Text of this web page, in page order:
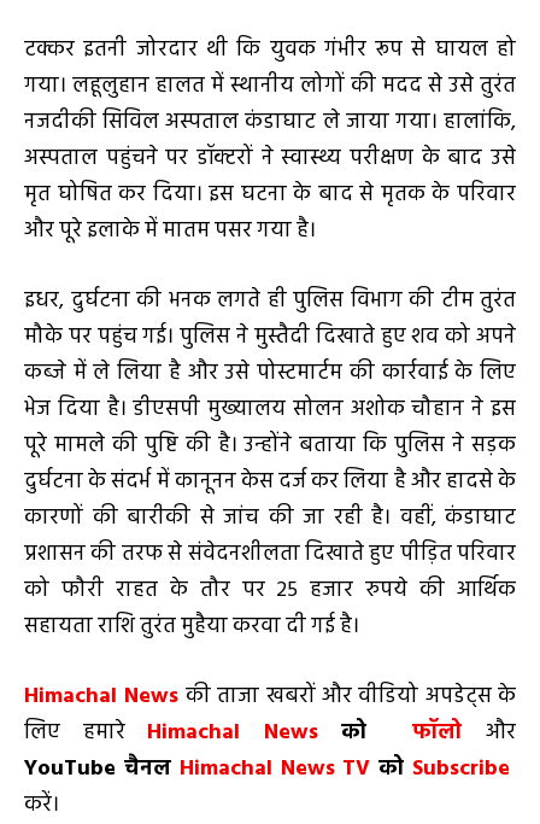
टक्कर इतनी जोरदार थी कि युवक गंभीर रूप से घायल हो
गया। लहूलुहान हालत में स्थानीय लोगों की मदद से उसे तुरंत
नजदीकी सिविल अस्पताल कंडाघाट ले जाया गया। हालांकि,
अस्पताल पहुंचने पर डॉक्टरों ने स्वास्थ्य परीक्षण के बाद उसे
मृत घोषित कर दिया। इस घटना के बाद से मृतक के परिवार
और पूरे इलाके में मातम पसर गया है।
इधर, दुर्घटना की भनक लगते ही पुलिस विभाग की टीम तुरंत
मौके पर पहुंच गई। पुलिस ने मुस्तैदी दिखाते हुए शव को अपने
कब्जे में ले लिया है और उसे पोस्टमार्टम की कार्रवाई के लिए
भेज दिया है। डीएसपी मुख्यालय सोलन अशोक चौहान ने इस
पूरे मामले की पुष्टि की है। उन्होंने बताया कि पुलिस ने सड़क
दुर्घटना के संदर्भ में कानूनन केस दर्ज कर लिया है और हादसे के
कारणों की बारीकी से जांच की जा रही है। वहीं, कंडाघाट
प्रशासन की तरफ से संवेदनशीलता दिखाते हुए पीड़ित परिवार
को फौरी राहत के तौर पर 25 हजार रुपये की आर्थिक
सहायता राशि तुरंत मुहैया करवा दी गई है।
Himachal News की ताजा खबरों और वीडियो अपडेट्स के
लिए हमारे Himachal News को फॉलो
और
YouTube चैनल Himachal News TVको Subscribe
करें।